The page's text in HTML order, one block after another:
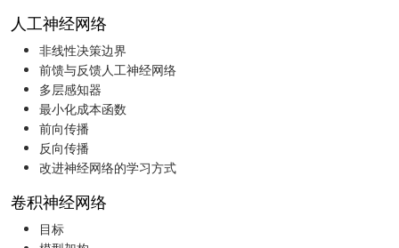
人工神经网络
非线性决策边界
前馈与反馈人工神经网络
多层感知器
最小化成本函数
前向传播
反向传播
改进神经网络的学习方式
卷积神经网络
目标